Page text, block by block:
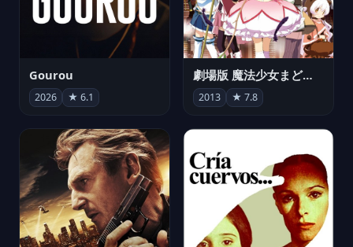
Gourou
2026 ★ 6.1
劇場版 魔法少女まどか☆マギカ[新編]叛逆の物語
2013 ★ 7.8